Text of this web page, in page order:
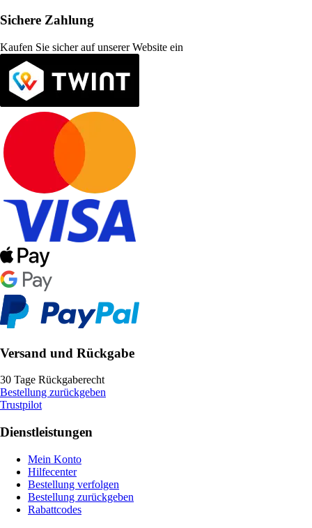
Sichere Zahlung
Kaufen Sie sicher auf unserer Website ein
Versand und Rückgabe
30 Tage Rückgaberecht
Bestellung zurückgeben
Trustpilot
Dienstleistungen
Mein Konto
Hilfecenter
Bestellung verfolgen
Bestellung zurückgeben
Rabattcodes